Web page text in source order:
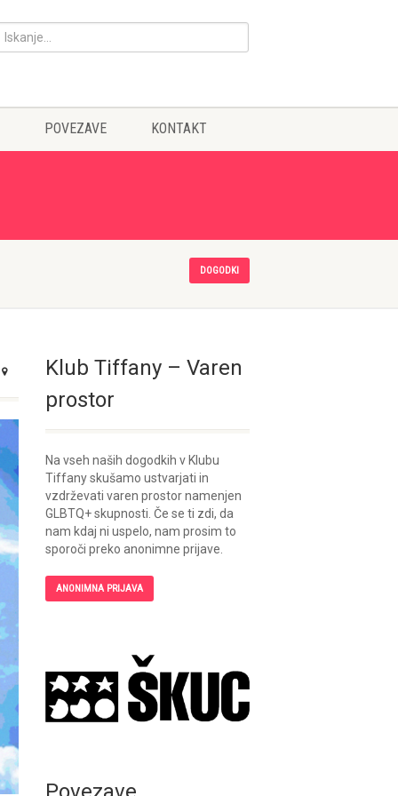
POVEZAVE KONTAKT
DOGODKI
Klub Tiffany – Varen
prostor
Na vseh naših dogodkih v Klubu
Tiffany skušamo ustvarjati in
vzdrževati varen prostor namenjen
GLBTQ+ skupnosti. Če se ti zdi, da
nam kdaj ni uspelo, nam prosim to
sporoči preko anonimne prijave.
ANONIMNA PRIJAVA